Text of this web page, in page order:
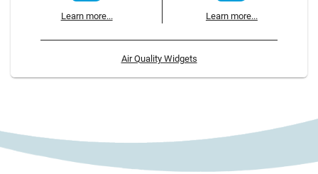
Learn more... Learn more...
Air Quality Widgets